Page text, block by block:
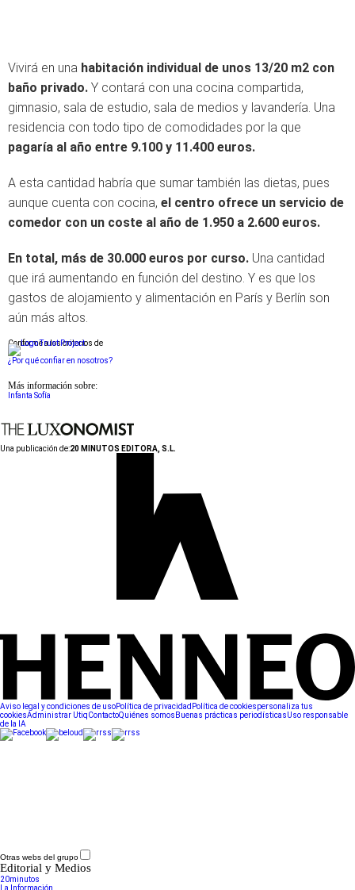
Vivirá en una habitación individual de unos 13/20 m2 con
baño privado. Y contará con una cocina compartida,
gimnasio, sala de estudio, sala de medios y lavandería. Una
residencia con todo tipo de comodidades por la que
pagaría al año entre 9.100 y 11.400 euros.
A esta cantidad habría que sumar también las dietas, pues
aunque cuenta con cocina, el centro ofrece un servicio de
comedor con un coste al año de 1.950 a 2.600 euros.
En total, más de 30.000 euros por curso. Una cantidad
que irá aumentando en función del destino. Y es que los
gastos de alojamiento y alimentación en París y Berlín son
aún más altos.
Conforme a los criterios de
¿Por qué confiar en nosotros?
Más información sobre:
Infanta Sofía
Una publicación de:20 MINUTOS EDITORA, S.L.
Aviso legal y condiciones de usoPolítica de privacidad Política de cookiespersonaliza tus
cookiesAdministrar UtiqContactoQuiénes somos Buenas prácticas periodísticasUso responsable
de la IA
Otras webs del grupo
Editorial y Medios
20minutos
La Información